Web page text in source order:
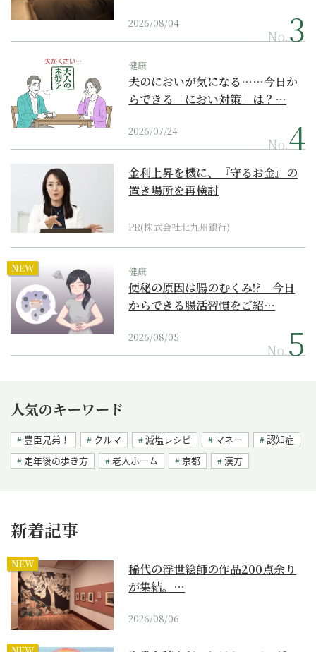
2026/08/04
No.
健康
夫のにおいが気になる……今日か
らできる「におい対策」は？…
2026/07/24
No.
金利上昇を機に、『守るお金』の
置き場所を再検討
PR(株式会社北九州銀行)
NEW 健康
便秘の原因は腸のむくみ!? 今日
からできる腸活習慣をご紹…
2026/08/05
No.
人気のキーワード
豊臣兄弟！ クルマ 減塩レシピ マネー
認知症
定年後の歩き方
老人ホーム 京都 漢方
新着記事
NEW
稀代の浮世絵師の作品200点余り
が集結。…
2026/08/06